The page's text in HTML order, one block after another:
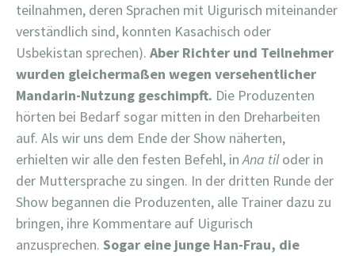
teilnahmen, deren Sprachen mit Uigurisch miteinander
verständlich sind, konnten Kasachisch oder
Usbekistan sprechen). Aber Richter und Teilnehmer
wurden gleichermaßen wegen versehentlicher
Mandarin-Nutzung geschimpft. Die Produzenten
hörten bei Bedarf sogar mitten in den Dreharbeiten
auf. Als wir uns dem Ende der Show näherten,
erhielten wir alle den festen Befehl, inAna tiloder in
der Muttersprache zu singen. In der dritten Runde der
Show begannen die Produzenten, alle Trainer dazu zu
bringen, ihre Kommentare auf Uigurisch
anzusprechen. Sogar eine junge Han-Frau, die